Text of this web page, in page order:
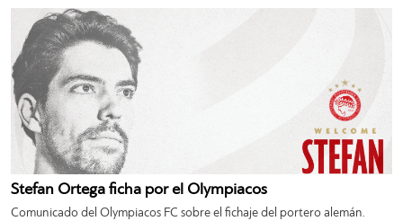
Stefan Ortega ficha por el Olympiacos
Comunicado del Olympiacos FC sobre el fichaje del portero alemán.